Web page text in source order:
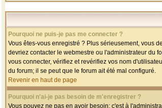
Pourquoi ne puis-je pas me connecter ?
Vous êtes-vous enregistré ? Plus sérieusement, vous
devriez contacter le webmestre ou l'administrateur du
vous connecter, vérifiez et revérifiez vos nom
du forum; il se peut que le forum ait été mal configuré.
Revenir en haut de page
Pourquoi n'ai-je pas besoin de m'enregistrer ?
Vous pouvez ne pas en avoir besoin; c'est à